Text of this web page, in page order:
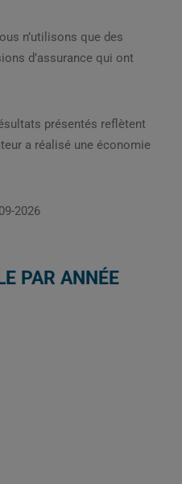
n’utilisons que des
d’assurance qui ont
présentés reflètent
a réalisé une économie
2026
PAR ANNÉE